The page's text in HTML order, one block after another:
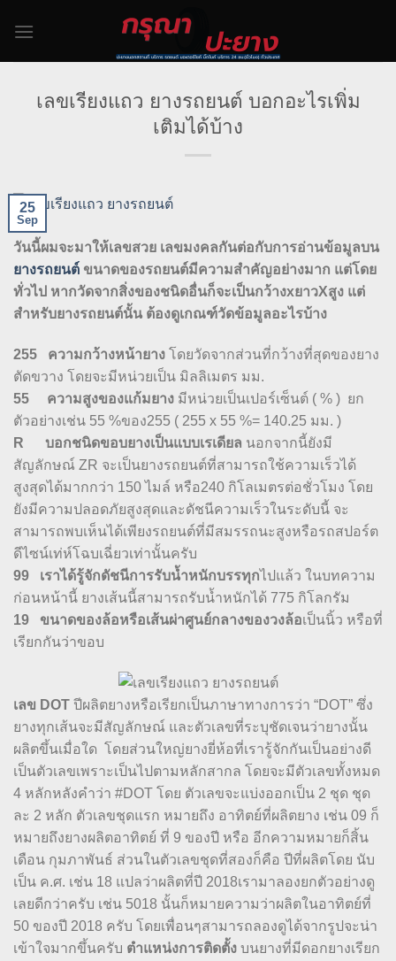
เลขเรียงแถว ยางรถยนต์ บอกอะไรเพิ่ม
เติมได้บ้าง
25
Sep
วันนี้ผมจะมาให้เลขสวย เลขมงคลกันต่อกับการอ่านข้อมูลบน
ยางรถยนต์ ขนาดของรถยนต์มีความสำคัญอย่างมาก แต่โดย
ทั่วไป หากวัดจากสิ่งของชนิดอื่นก็จะเป็นกว้างxยาวXสูง แต่
สำหรับยางรถยนต์นั้น ต้องดูเกณฑ์วัดข้อมูลอะไรบ้าง
255 ความกว้างหน้ายาง โดยวัดจากส่วนที่กว้างที่สุดของยาง
ตัดขวาง โดยจะมีหน่วยเป็น มิลลิเมตร มม.
55 ความสูงของแก้มยาง มีหน่วยเป็นเปอร์เซ็นต์ ( % ) ยก
ตัวอย่างเช่น 55 %ของ255 ( 255 x 55 %= 140.25 มม. )
R บอกชนิดขอบยางเป็นแบบเรเดียล นอกจากนี้ยังมี
สัญลักษณ์ ZR จะเป็นยางรถยนต์ที่สามารถใช้ความเร็วได้
สูงสุดได้มากกว่า 150 ไมล์ หรือ240 กิโลเมตรต่อชั่วโมง โดย
ยังมีความปลอดภัยสูงสุดและดัชนีความเร็วในระดับนี้ จะ
สามารถพบเห็นได้เพียงรถยนต์ที่มีสมรรถนะสูงหรือรถสปอร์ต
ดีไซน์เท่ห์โฉบเฉี่ยวเท่านั้นครับ
99 เราได้รู้จักดัชนีการรับน้ำหนักบรรทุกไปแล้ว ในบทความ
ก่อนหน้านี้ ยางเส้นนี้สามารถรับน้ำหนักได้ 775 กิโลกรัม
19 ขนาดของล้อหรือเส้นผ่าศูนย์กลางของวงล้อเป็นนิ้ว หรือที่
เรียกกันว่าขอบ
เลข DOT ปีผลิตยางหรือเรียกเป็นภาษาทางการว่า “DOT” ซึ่ง
ยางทุกเส้นจะมีสัญลักษณ์ และตัวเลขที่ระบุชัดเจนว่ายางนั้น
ผลิตขึ้นเมื่อใด โดยส่วนใหญ่ยางยี่ห้อที่เรารู้จักกันเป็นอย่างดี
เป็นตัวเลขเพราะเป็นไปตามหลักสากล โดยจะมีตัวเลขทั้งหมด
4 หลักหลังคำว่า #DOT โดย ตัวเลขจะแบ่งออกเป็น 2 ชุด ชุด
ละ 2 หลัก ตัวเลขชุดแรก หมายถึง อาทิตย์ที่ผลิตยาง เช่น 09 ก็
หมายถึงยางผลิตอาทิตย์ ที่ 9 ของปี หรือ อีกความหมายก็สิ้น
เดือน กุมภาพันธ์ ส่วนในตัวเลขชุดที่สองก็คือ ปีที่ผลิตโดย นับ
เป็น ค.ศ. เช่น 18 แปลว่าผลิตที่ปี 2018เรามาลองยกตัวอย่างดู
เลยดีกว่าครับ เช่น 5018 นั้นก็หมายความว่าผลิตในอาทิตย์ที่
50 ของปี 2018 ครับ โดยเพื่อนๆสามารถลองดูได้จากรูปจะน่า
เข้าใจมากขึ้นครับ ตำแหน่งการติดตั้ง บนยางที่มีดอกยางเรียก